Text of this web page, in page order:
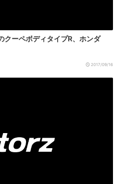
クーペボディタイプR、ホンダ
2017/09/16